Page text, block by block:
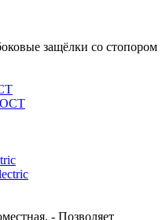
защёлки со стопором
- Позволяет